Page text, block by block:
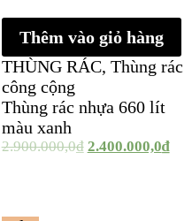
Thêm vào giỏ hàng
THÙNG RÁC, Thùng rác
công cộng
Thùng rác nhựa 660 lít
màu xanh
2.900.000,0₫ 2.400.000,0₫